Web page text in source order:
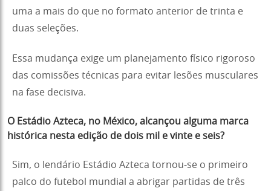
uma a mais do que no formato anterior de trinta e
duas seleções.
Essa mudança exige um planejamento físico rigoroso
das comissões técnicas para evitar lesões musculares
na fase decisiva.
O Estádio Azteca, no México, alcançou alguma marca
histórica nesta edição de dois mil e vinte e seis?
Sim, o lendário Estádio Azteca tornou-se o primeiro
palco do futebol mundial a abrigar partidas de três